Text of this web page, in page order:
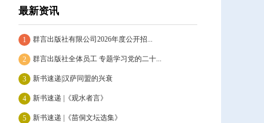
最新资讯
1 群言出版社有限公司2026年度公开招...
2 群言出版社全体员工 专题学习党的二十...
3 新书速递|汉萨同盟的兴衰
4 新书速递 |《观水者言》
5 新书速递 |《苗侗文坛选集》